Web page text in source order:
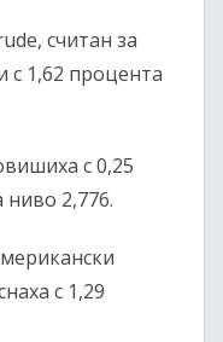
, считан за
с 1,62 процента
с 0,25
ниво 2,776.
с 1,29